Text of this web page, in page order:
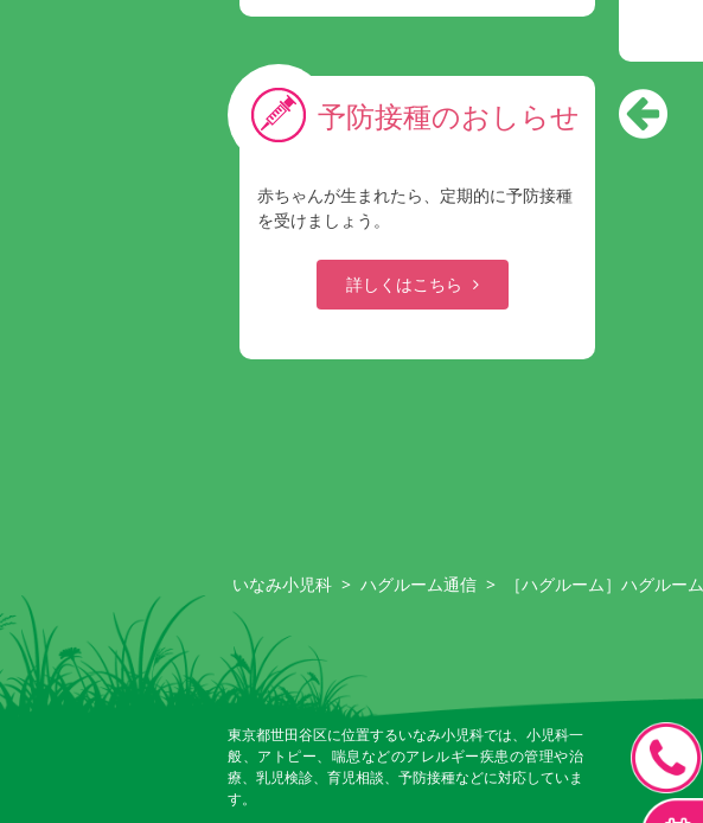
予防接種のおしらせ
赤ちゃんが生まれたら、定期的に予防接種
を受けましょう。
詳しくはこちら
いなみ小児科 > ハグルーム通信 > ［ハグルーム］ハグルー
東京都世田谷区に位置するいなみ小児科では、小児科一
般、アトピー、喘息などのアレルギー疾患の管理や治
療、乳児検診、育児相談、予防接種などに対応していま
す。